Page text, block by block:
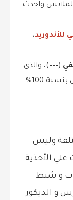
واحدث
،
(
---)، والذي
وليس
الأحذية
و شنط
و الديكور